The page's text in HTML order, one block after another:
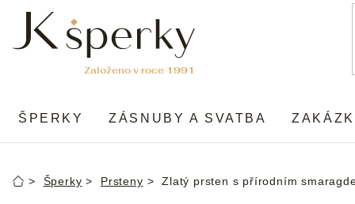
obsah
ŠPERKY ZÁSNUBY A SVATBA
DomůŠperky Prsteny Zlatý prsten s přírodním